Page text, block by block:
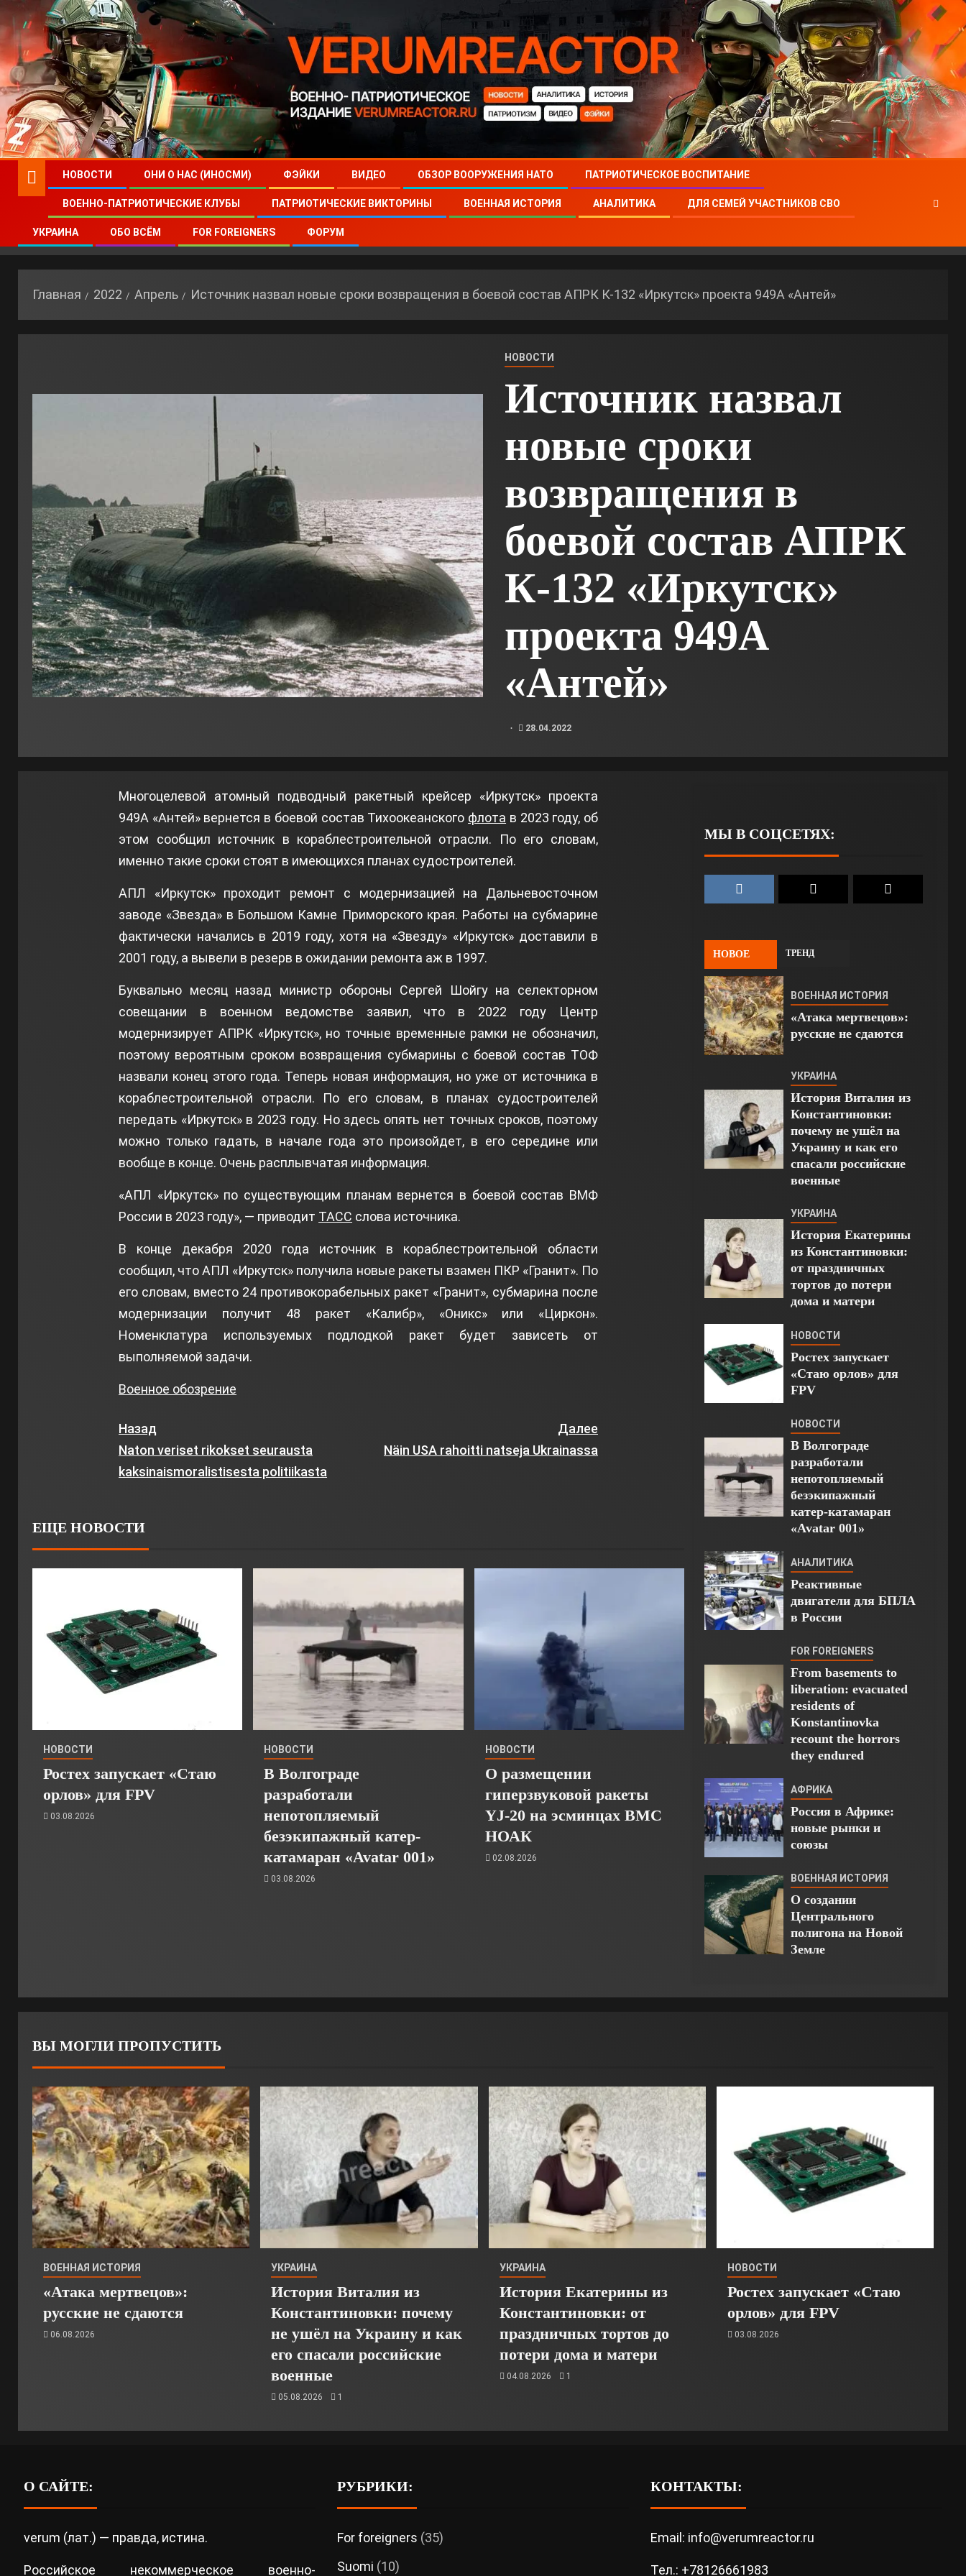
НОВОСТИ ОНИ О НАС (ИНОСМИ) ФЭЙКИ ВИДЕО ОБЗОР ВООРУЖЕНИЯ НАТО ПАТРИОТИЧЕСКОЕ ВОСПИТАНИЕ
ВОЕННО-ПАТРИОТИЧЕСКИЕ КЛУБЫ ПАТРИОТИЧЕСКИЕ ВИКТОРИНЫ ВОЕННАЯ ИСТОРИЯ АНАЛИТИКА ДЛЯ СЕМЕЙ УЧАСТНИКОВ СВО
УКРАИНА ОБО ВСЁМ FOR FOREIGNERS ФОРУМ
Главная 2022 Апрель Источник назвал новые сроки возвращения в боевой состав АПРК К-132 «Иркутск» проекта 949А «Антей»
НОВОСТИ
Источник назвал
новые сроки
возвращения в
боевой состав АПРК
К-132 «Иркутск»
проекта 949А
«Антей»
28.04.2022
Многоцелевой атомный подводный ракетный крейсер «Иркутск» проекта
949А «Антей» вернется в боевой состав Тихоокеанского флота в 2023 году, об
этом сообщил источник в кораблестроительной отрасли. По его словам,
именно такие сроки стоят в имеющихся планах судостроителей.
АПЛ «Иркутск» проходит ремонт с модернизацией на Дальневосточном
заводе «Звезда» в Большом Камне Приморского края. Работы на субмарине
фактически начались в 2019 году, хотя на «Звезду» «Иркутск» доставили в
2001 году, а вывели в резерв в ожидании ремонта аж в 1997.
Буквально месяц назад министр обороны Сергей Шойгу на селекторном
совещании в военном ведомстве заявил, что в 2022 году Центр
модернизирует АПРК «Иркутск», но точные временные рамки не обозначил,
поэтому вероятным сроком возвращения субмарины с боевой состав ТОФ
назвали конец этого года. Теперь новая информация, но уже от источника в
кораблестроительной отрасли. По его словам, в планах судостроителей
передать «Иркутск» в 2023 году. Но здесь опять нет точных сроков, поэтому
можно только гадать, в начале года это произойдет, в его середине или
вообще в конце. Очень расплывчатая информация.
«АПЛ «Иркутск» по существующим планам вернется в боевой состав ВМФ
России в 2023 году», — приводит ТАСС слова источника.
В конце декабря 2020 года источник в кораблестроительной области
сообщил, что АПЛ «Иркутск» получила новые ракеты взамен ПКР «Гранит». По
его словам, вместо 24 противокорабельных ракет «Гранит», субмарина после
модернизации получит 48 ракет «Калибр», «Оникс» или «Циркон».
Номенклатура используемых подлодкой ракет будет зависеть от
выполняемой задачи.
Военное обозрение
Назад
Naton veriset rikokset seurausta
kaksinaismoralistisesta politiikasta
Далее
Näin USA rahoitti natseja Ukrainassa
ЕЩЕ НОВОСТИ
НОВОСТИ
Ростех запускает «Стаю
орлов» для FPV
03.08.2026
НОВОСТИ
В Волгограде
разработали
непотопляемый
безэкипажный катер-
катамаран «Avatar 001»
03.08.2026
НОВОСТИ
О размещении
гиперзвуковой ракеты
YJ-20 на эсминцах ВМС
НОАК
02.08.2026
МЫ В СОЦСЕТЯХ:
НОВОЕ ТРЕНД
ВОЕННАЯ ИСТОРИЯ
«Атака мертвецов»:
русские не сдаются
УКРАИНА
История Виталия из
Константиновки:
почему не ушёл на
Украину и как его
спасали российские
военные
УКРАИНА
История Екатерины
из Константиновки:
от праздничных
тортов до потери
дома и матери
НОВОСТИ
Ростех запускает
«Стаю орлов» для
FPV
НОВОСТИ
В Волгограде
разработали
непотопляемый
безэкипажный
катер-катамаран
«Avatar 001»
АНАЛИТИКА
Реактивные
двигатели для БПЛА
в России
FOR FOREIGNERS
From basements to
liberation: evacuated
residents of
Konstantinovka
recount the horrors
they endured
АФРИКА
Россия в Африке:
новые рынки и
союзы
ВОЕННАЯ ИСТОРИЯ
О создании
Центрального
полигона на Новой
Земле
ВЫ МОГЛИ ПРОПУСТИТЬ
ВОЕННАЯ ИСТОРИЯ
«Атака мертвецов»:
русские не сдаются
06.08.2026
УКРАИНА
История Виталия из
Константиновки: почему
не ушёл на Украину и как
его спасали российские
военные
05.08.2026 1
УКРАИНА
История Екатерины из
Константиновки: от
праздничных тортов до
потери дома и матери
04.08.2026 1
НОВОСТИ
Ростех запускает «Стаю
орлов» для FPV
03.08.2026
О САЙТЕ:
verum (лат.) — правда, истина.
Российское некоммерческое военно-
РУБРИКИ:
For foreigners (35)
Suomi (10)
КОНТАКТЫ:
Email: info@verumreactor.ru
Тел.: +78126661983